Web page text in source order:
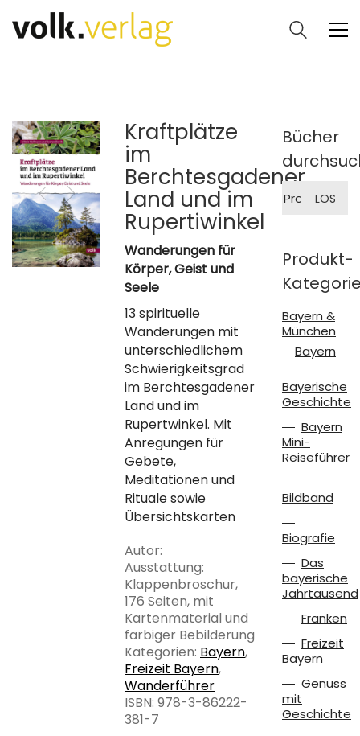
Kraftplätze
im
Berchtesgadener
Land und im
Rupertiwinkel
Wanderungen für
Körper, Geist und
Seele
13 spirituelle
Wanderungen mit
unterschiedlichem
Schwierigkeitsgrad
im Berchtesgadener
Land und im
Rupertwinkel. Mit
Anregungen für
Gebete,
Meditationen und
Rituale sowie
Übersichtskarten
Autor:
Ausstattung:
Klappenbroschur,
176 Seiten, mit
Kartenmaterial und
farbiger Bebilderung
Kategorien: Bayern,
Freizeit Bayern,
Wanderführer
ISBN: 978-3-86222-
381-7
Bücher
Suche
nach:
LOS
Produkt-
Bayern &
München
Bayern
Bayerische
Geschichte
Bayern
Mini-
Reiseführer
Bildband
Biografie
Das
bayerische
Jahrtausend
Franken
Freizeit
Bayern
Genuss
mit
Geschichte